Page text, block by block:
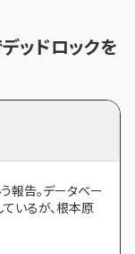
ッドロックを
報告。データベー
いるが、根本原